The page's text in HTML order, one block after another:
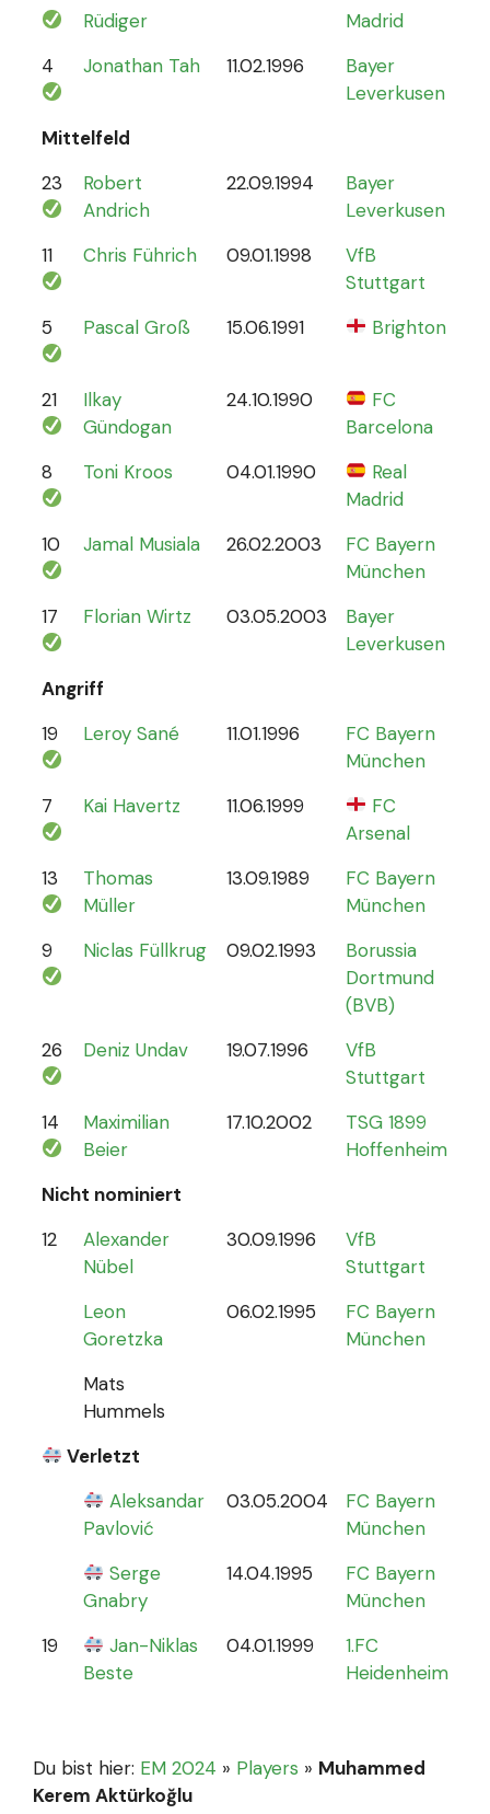
Rüdiger
Madrid
4 Jonathan Tah 11.02.1996
Bayer
Leverkusen
Mittelfeld
23
Robert
Andrich
22.09.1994
Bayer
Leverkusen
11 Chris Führich 09.01.1998
VfB
Stuttgart
5 Pascal Groß 15.06.1991 Brighton
21
Ilkay
Gündogan
24.10.1990
FC
Barcelona
8 Toni Kroos 04.01.1990
Real
Madrid
10 Jamal Musiala 26.02.2003
FC Bayern
München
17 Florian Wirtz 03.05.2003
Bayer
Leverkusen
Angriff
19
Leroy Sané 11.01.1996
FC Bayern
München
7 Kai Havertz 11.06.1999
FC
Arsenal
13
Thomas
Müller
13.09.1989
FC Bayern
München
9 Niclas Füllkrug 09.02.1993
Borussia
Dortmund
(BVB)
26 Deniz Undav 19.07.1996
VfB
Stuttgart
14
Maximilian
Beier
17.10.2002
TSG 1899
Hoffenheim
Nicht nominiert
12
Alexander
Nübel
30.09.1996
VfB
Stuttgart
Leon
Goretzka
06.02.1995
FC Bayern
München
Mats
Hummels
Verletzt
Aleksandar
Pavlović
03.05.2004
FC Bayern
München
Serge
Gnabry
14.04.1995
FC Bayern
München
19
Jan-Niklas
Beste
04.01.1999
1.FC
Heidenheim
Du bist hier: EM 2024 » Players » Muhammed
Kerem Aktürkoğlu